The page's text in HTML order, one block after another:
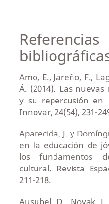
Referencias
Amo, E., Jareño, F.,
Á. (2014). Las
y su repercusión en
Innovar, 24(54), 231-
Aparecida, J. y
en la educación de
los fundamentos
cultural. Revista
211-218.
Ausubel, D., Novak,